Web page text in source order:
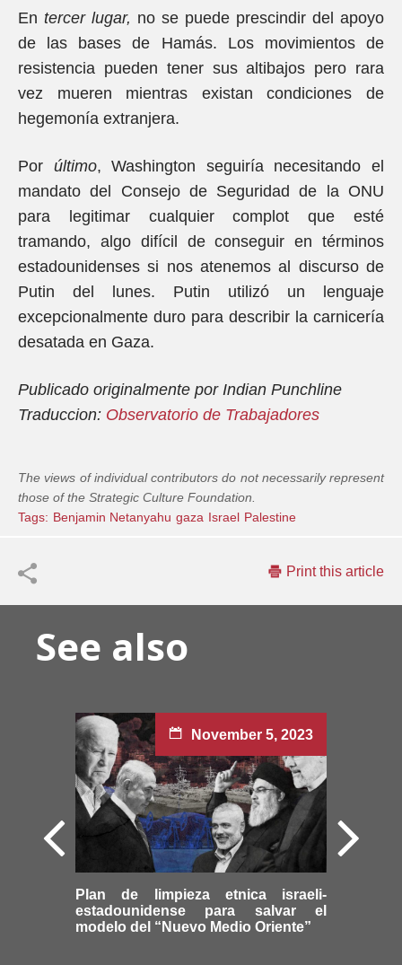
En tercer lugar, no se puede prescindir del apoyo
de las bases de Hamás. Los movimientos de
resistencia pueden tener sus altibajos pero rara
vez mueren mientras existan condiciones de
hegemonía extranjera.
Por último, Washington seguiría necesitando el
mandato del Consejo de Seguridad de la ONU
para legitimar cualquier complot que esté
tramando, algo difícil de conseguir en términos
estadounidenses si nos atenemos al discurso de
Putin del lunes. Putin utilizó un lenguaje
excepcionalmente duro para describir la carnicería
desatada en Gaza.
Publicado originalmente por Indian Punchline
Traduccion: Observatorio de Trabajadores
The views of individual contributors do not necessarily represent
those of the Strategic Culture Foundation.
Tags: Benjamin Netanyahu gaza Israel Palestine
Print this article
See also
November 5, 2023
Plan de limpieza etnica israeli-
estadounidense para salvar el
modelo del “Nuevo Medio Oriente”